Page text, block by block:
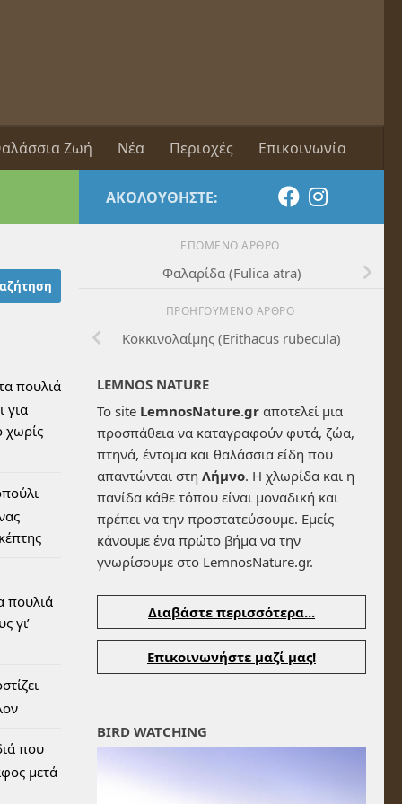
Ζωή Νέα Περιοχές Επικοινωνία
ΑΚΟΛΟΥΘΉΣΤΕ:
ΕΠΌΜΕΝΟ ΆΡΘΡΟ
Φαλαρίδα (Fulica atra)
ΠΡΟΗΓΟΎΜΕΝΟ ΆΡΘΡΟ
Κοκκινολαίμης (Erithacus rubecula)
LEMNOS NATURE
Το site LemnosNature.gr αποτελεί μια
προσπάθεια να καταγραφούν φυτά, ζώα,
πτηνά, έντομα και θαλάσσια είδη που
απαντώνται στη Λήμνο. Η χλωρίδα και η
πανίδα κάθε τόπου είναι μοναδική και
πρέπει να την προστατεύσουμε. Εμείς
κάνουμε ένα πρώτο βήμα να την
γνωρίσουμε στο LemnosNature.gr.
Διαβάστε περισσότερα...
Επικοινωνήστε μαζί μας!
BIRD WATCHING
πουλιά
για
χωρίς
πουλιά
γι’
που
μετά